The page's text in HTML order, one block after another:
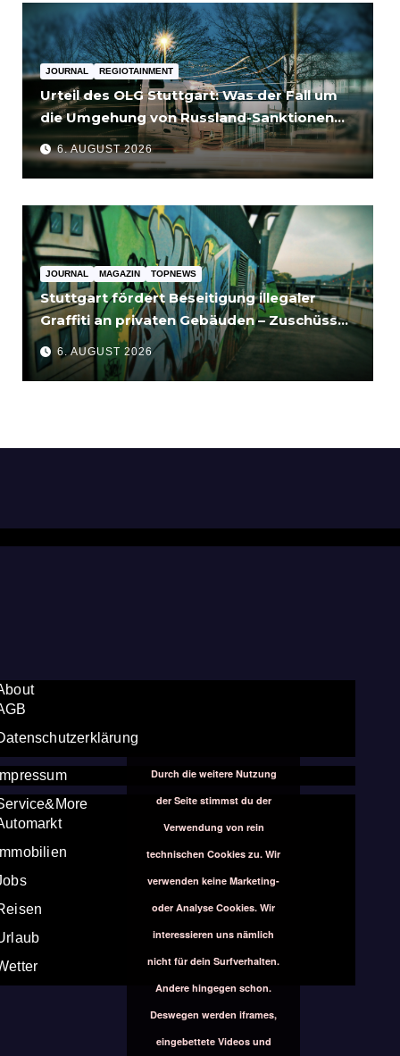
JOURNAL REGIOTAINMENT
Urteil des OLG Stuttgart: Was der Fall um
die Umgehung von Russland-Sanktionen
für Unternehmen bedeutet
6. AUGUST 2026
JOURNAL MAGAZIN TOPNEWS
Stuttgart fördert Beseitigung illegaler
Graffiti an privaten Gebäuden – Zuschüsse
bis 3.500 Euro
6. AUGUST 2026
Durch die weitere Nutzung
der Seite stimmst du der
Verwendung von rein
technischen Cookies zu. Wir
verwenden keine Marketing-
oder Analyse Cookies. Wir
interessieren uns nämlich
nicht für dein Surfverhalten.
Andere hingegen schon.
Deswegen werden iframes,
eingebettete Videos und